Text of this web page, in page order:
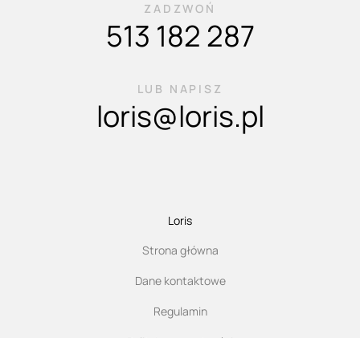
ZADZWOŃ
513 182 287
LUB NAPISZ
loris@loris.pl
Loris
Strona główna
Dane kontaktowe
Regulamin